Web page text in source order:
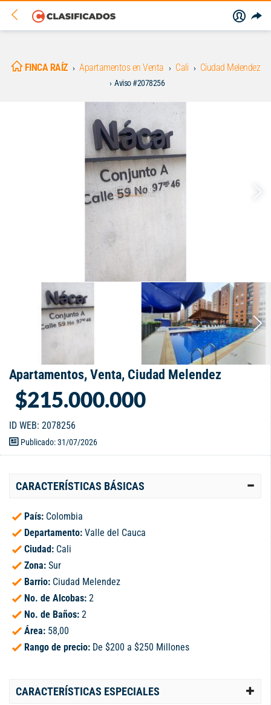
FINCA RAÍZ Apartamentos en Venta Cali Ciudad Melendez
Aviso #2078256
Apartamentos, Venta, Ciudad Melendez
$215.000.000
ID WEB: 2078256
Publicado: 31/07/2026
CARACTERÍSTICAS BÁSICAS
País: Colombia
Departamento: Valle del Cauca
Ciudad: Cali
Zona: Sur
Barrio: Ciudad Melendez
No. de Alcobas: 2
No. de Baños: 2
Área: 58,00
Rango de precio: De $200 a $250 Millones
CARACTERÍSTICAS ESPECIALES